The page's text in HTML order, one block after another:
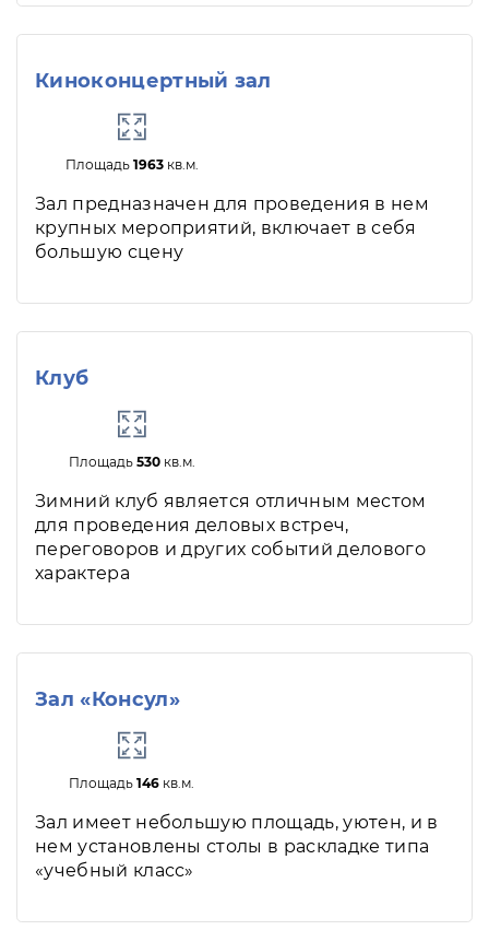
Киноконцертный зал
Площадь 1963кв.м.
Зал предназначен для проведения в нем
крупных мероприятий, включает в себя
большую сцену
Клуб
Площадь 530кв.м.
Зимний клуб является отличным местом
для проведения деловых встреч,
переговоров и других событий делового
характера
Зал «Консул»
Площадь146 кв.м.
Зал имеет небольшую площадь, уютен, и в
нем установлены столы в раскладке типа
«учебный класс»